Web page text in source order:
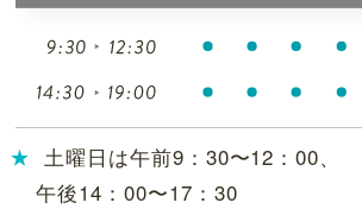
土曜日は午前9：30〜12：00、
午後14：00〜17：30